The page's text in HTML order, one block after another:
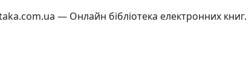
— Онлайн бібліотека електронних книг.